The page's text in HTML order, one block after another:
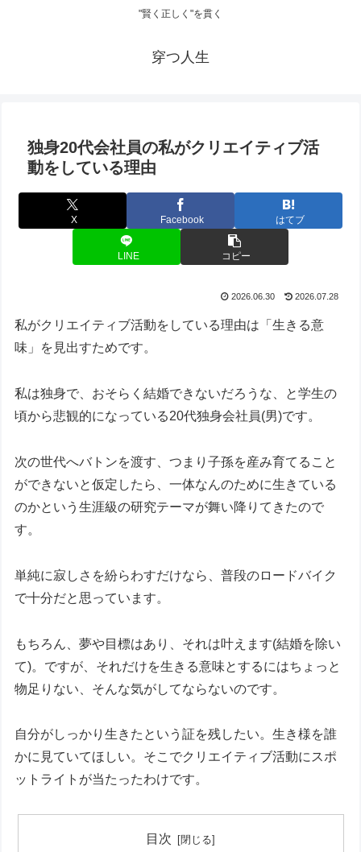
"賢く正しく"を貫く
穿つ人生
独身20代会社員の私がクリエイティブ活
動をしている理由
X Facebook はてブ
LINE コピー
2026.06.30 2026.07.28
私がクリエイティブ活動をしている理由は「生きる意
味」を見出すためです。
私は独身で、おそらく結婚できないだろうな、と学生の
頃から悲観的になっている20代独身会社員(男)です。
次の世代へバトンを渡す、つまり子孫を産み育てること
ができないと仮定したら、一体なんのために生きている
のかという生涯級の研究テーマが舞い降りてきたので
す。
単純に寂しさを紛らわすだけなら、普段のロードバイク
で十分だと思っています。
もちろん、夢や目標はあり、それは叶えます(結婚を除い
て)。ですが、それだけを生きる意味とするにはちょっと
物足りない、そんな気がしてならないのです。
自分がしっかり生きたという証を残したい。生き様を誰
かに見ていてほしい。そこでクリエイティブ活動にスポ
ットライトが当たったわけです。
目次